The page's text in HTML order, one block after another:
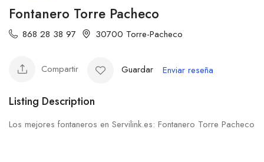
Fontanero Torre Pacheco
868 28 38 97 30700 Torre-Pacheco
Compartir Guardar Enviar reseña
Listing Description
Los mejores fontaneros en Servilink.es: Fontanero Torre Pacheco